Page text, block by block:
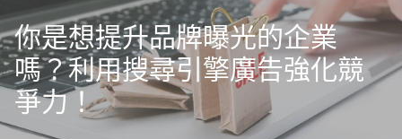
你是想提升品牌曝光的企業
嗎？利用搜尋引擎廣告強化競
爭力！